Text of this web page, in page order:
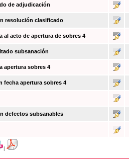
de adjudicación
resolución clasificado
al acto de apertura de sobres 4
subsanación
apertura sobres 4
fecha apertura sobres 4
defectos subsanables
|